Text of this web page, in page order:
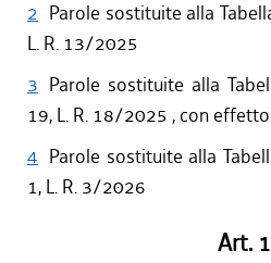
2 Parole sostituite alla
L. R. 13/2025
3 Parole sostituite alla
19, L. R. 18/2025 , con
4 Parole sostituite alla
1, L. R. 3/2026
Art. 1